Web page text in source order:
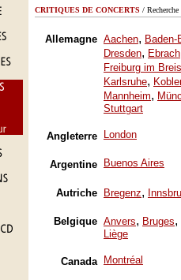
CRITIQUES DE CONCERTS /
Allemagne Aachen, Baden-
Dresden, Ebrach
Freiburg im
Karlsruhe,
Mannheim,
Stuttgart
Angleterre London
Argentine Buenos Aires
Autriche Bregenz,
Belgique Anvers, Bruges,
Liège
Canada Montréal